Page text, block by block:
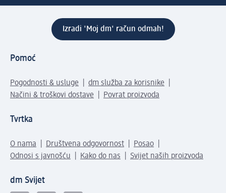
Izradi 'Moj dm' račun odmah!
Pomoć
Pogodnosti & usluge
dm služba za korisnike
Načini & troškovi dostave
Povrat proizvoda
Tvrtka
O nama Društvena odgovornost
Posao
Odnosi s javnošću
Kako do nas Svijet naših proizvoda
dm Svijet